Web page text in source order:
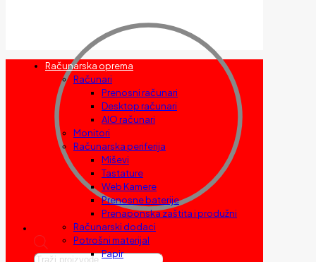
Products
Računarska oprema
Računari
Prenosni računari
Desktop računari
AIO računari
Monitori
Računarska periferija
Miševi
Tastature
Web Kamere
Prenosne baterije
Prenaponska zaštita i produžni
Računarski dodaci
Potrošni materijal
Papir